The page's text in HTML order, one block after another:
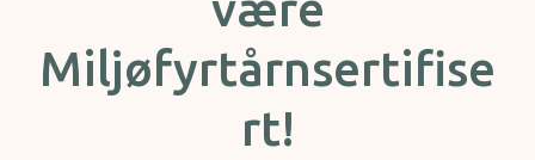
Miljøfyrtårnsertifise
rt!